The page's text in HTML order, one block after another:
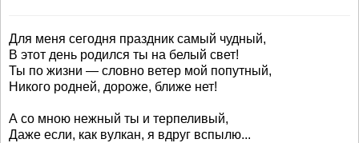
Для меня сегодня праздник самый чудный,
В этот день родился ты на белый свет!
Ты по жизни — словно ветер мой попутный,
Никого родней, дороже, ближе нет!
А со мною нежный ты и терпеливый,
Даже если, как вулкан, я вдруг вспылю...